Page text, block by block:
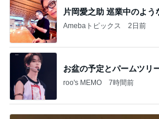
片岡愛之助 巡業中のよう
Amebaトピックス 2日前
お盆の予定とパームツリ
roo's MEMO 7時間前